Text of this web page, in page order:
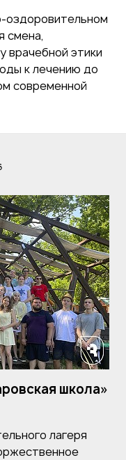
оздоровительном
смена,
врачебной этики
к лечению до
современной
школа»
лагеря